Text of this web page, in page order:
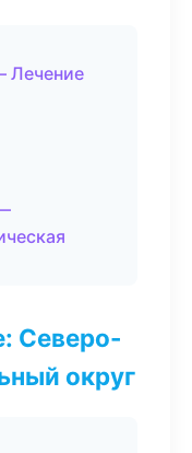
Лечение
Северо-
округ